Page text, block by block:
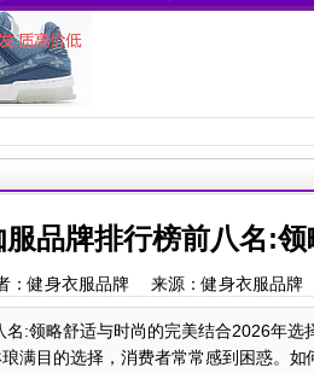
品牌排行榜前八名:
：健身衣服品牌 来源：健身衣服品牌
:领略舒适与时尚的完美结合2026年选
满目的选择，消费者常常感到困惑。